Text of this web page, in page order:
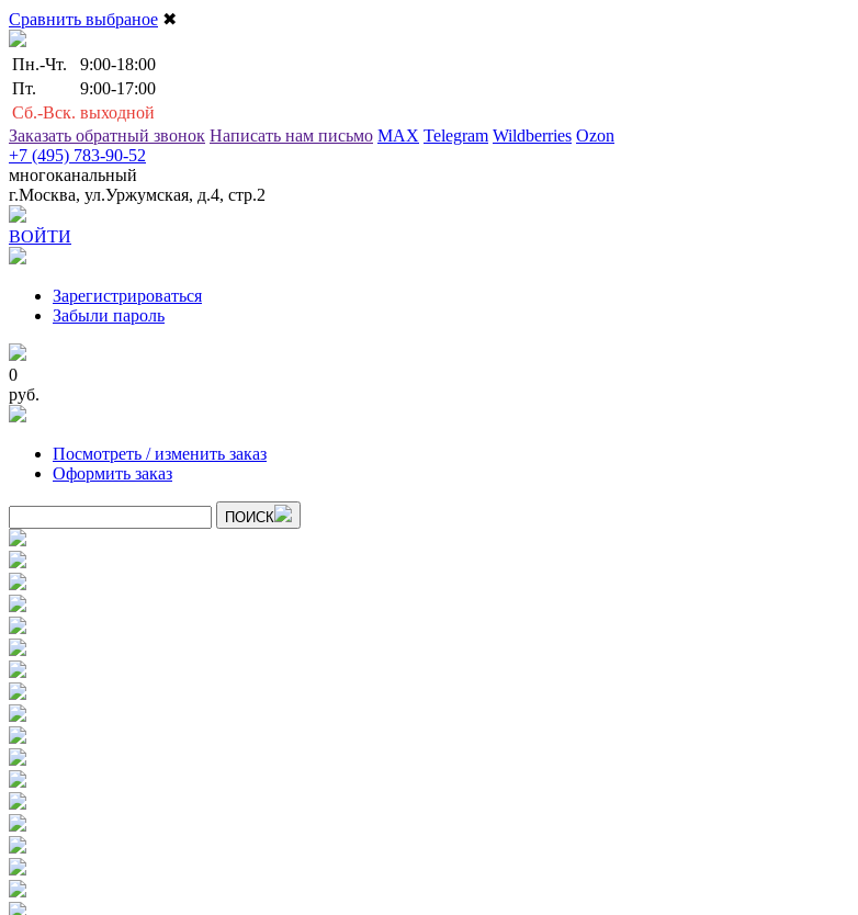
Сравнить выбраное ✖
Пн.-Чт.
9:00-18:00
Пт.
9:00-17:00
Сб.-Вск. выходной
Заказать обратный звонок Написать нам письмо MAX Telegram Wildberries Ozon
+7 (495) 783-90-52
многоканальный
г.Москва, ул.Уржумская, д.4, стр.2
ВОЙТИ
Зарегистрироваться
Забыли пароль
0
руб.
Посмотреть / изменить заказ
Оформить заказ
ПОИСК